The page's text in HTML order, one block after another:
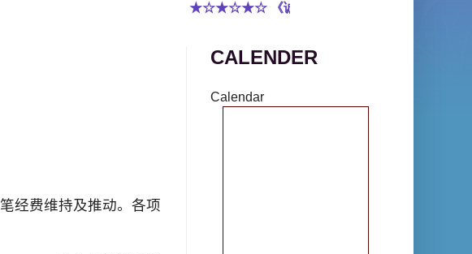
★☆★☆★☆ 《诚实守信 敬重有礼 谦虚和蔼 和谐
笔经费维持及推动。各项
CALENDER
Calendar